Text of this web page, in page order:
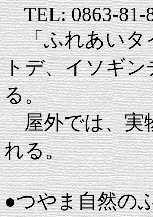
TEL: 0863-81-
「ふれあいタ
トデ、イソギ
る。
屋外では、実
れる。
●つやま自然の